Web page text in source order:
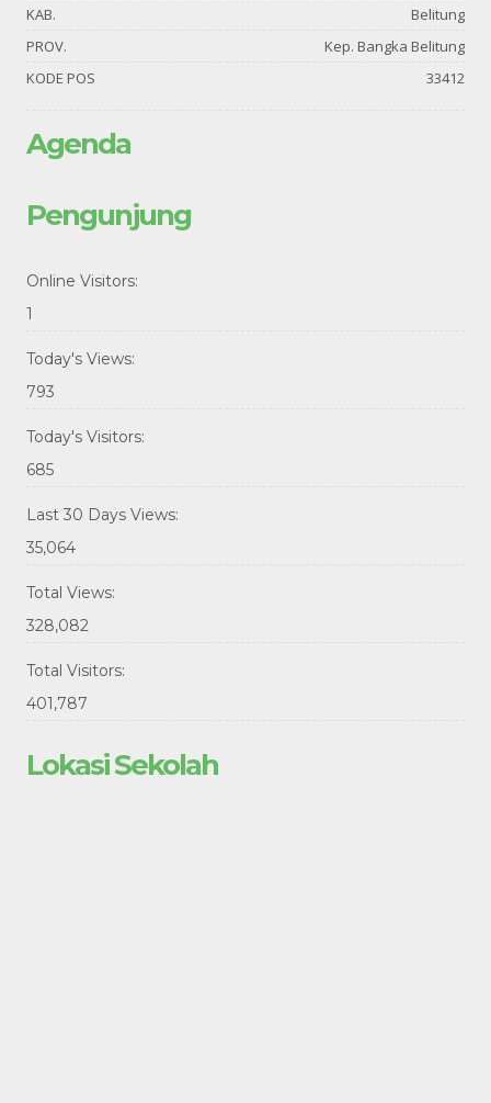
KAB.
Belitung
PROV.
Kep. Bangka Belitung
KODE POS
33412
Agenda
Pengunjung
Online Visitors:
1
Today's Views:
793
Today's Visitors:
685
Last 30 Days Views:
35,064
Total Views:
328,082
Total Visitors:
401,787
Lokasi Sekolah